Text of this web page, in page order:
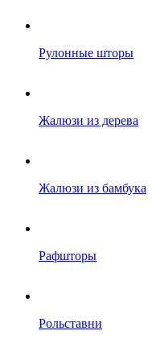
Рулонные шторы
Жалюзи из дерева
Жалюзи из бамбука
Рафшторы
Рольставни